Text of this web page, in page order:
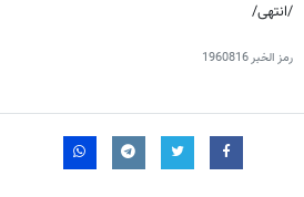
/انتهى/
رمز الخبر1960816